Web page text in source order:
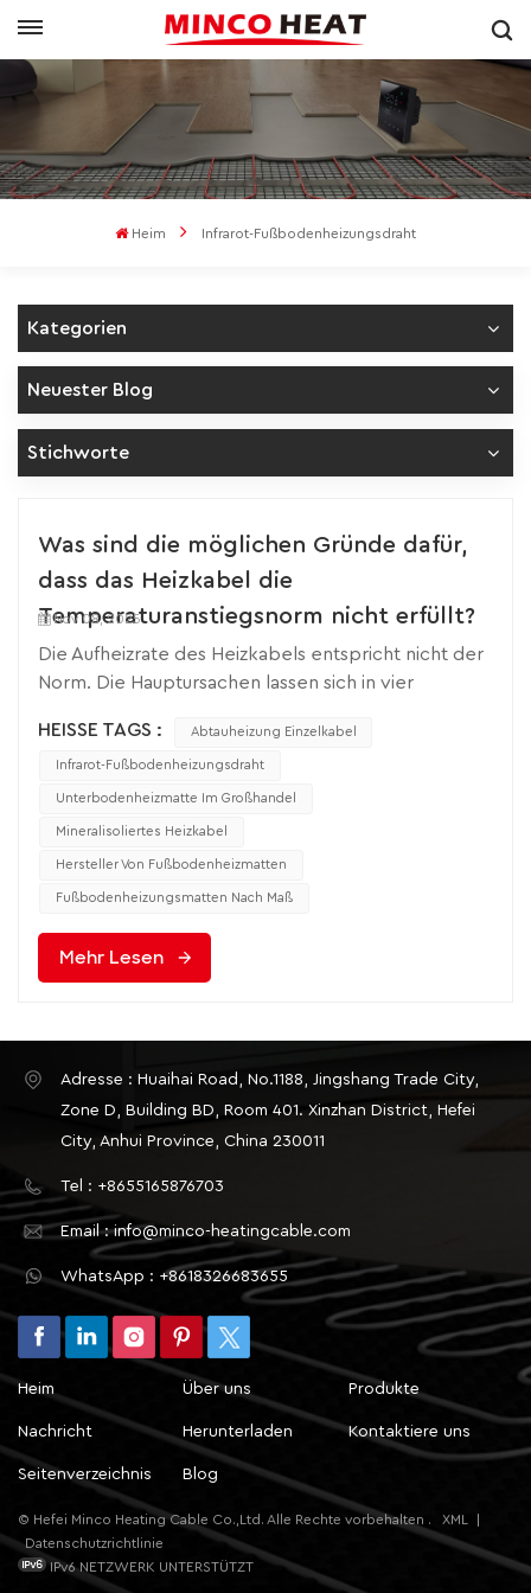
Heim Infrarot-Fußbodenheizungsdraht
Kategorien
Neuester Blog
Stichworte
Was sind die möglichen Gründe dafür,
dass das Heizkabel die
Temperaturanstiegsnorm nicht erfüllt?
Nov 08, 2025
Die Aufheizrate des Heizkabels entspricht nicht der
Norm. Die Hauptursachen lassen sich in vier
Leistungsanpassung, Wärmeverluste,
Installationsfehler und Umwelteinflüsse. Spezifische
Untersuchungen können anhand der folgenden
Kriterien durchgeführt werden: 1. Problem mit der
bzw. Leistungsdichte der Heizkabel Erfüllt die
Konstruktionsanforderungen nicht und kann nicht
schnell genug Wärme liefern.Die Gesamtleistung ist
unzureichend.Häufige Ursachen: falsche
Kabelauswahl, tatsächliche Verlegelänge kürzer als
die geplante Länge und einige Kabel in
versorgt.Fehlersuchmethode: Verwenden Sie ein
Leistungsmessgerät, um die Leistung eines
einzelnen Kabels oder des gesamten Stromkreises
zu messen und vergleichen Sie diese mit den
Angaben in den
Konstruktionsunterlagen.Ungleichmäßige Verteilung
der LeistungsdichtePhänomen: Der Abstand
zwischen den Kabeln in den einzelnen Bereichen ist
zu groß, die Heizleistung pro Flächeneinheit ist
unzureichend, und der Temperaturanstieg insgesamt
verlangsamt sich.Typisches Szenario: Bei der
Erdheizung ist das in den Ecken und Kanten der
Wand verlegte Kabel zu locker, was zu einer
langsamen Gesamterwärmung führt; Bei der
HEISSE TAGS : Abtauheizung Einzelkabel
Infrarot-Fußbodenheizungsdraht
Unterbodenheizmatte Im Großhandel
Mineralisoliertes Heizkabel
Hersteller Von Fußbodenheizmatten
Fußbodenheizungsmatten Nach Maß
Mehr Lesen
Adresse : Huaihai Road, No.1188, Jingshang Trade City,
Zone D, Building BD, Room 401. Xinzhan District, Hefei
City, Anhui Province, China 230011
Tel : +8655165876703
Email : info@minco-heatingcable.com
WhatsApp : +8618326683655
Heim Über uns Produkte
Nachricht Herunterladen Kontaktiere uns
Seitenverzeichnis Blog
© Hefei Minco Heating Cable Co.,Ltd. Alle Rechte vorbehalten . XML
Datenschutzrichtlinie
IPv6 NETZWERK UNTERSTÜTZT